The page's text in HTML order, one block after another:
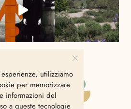
utilizziamo
per memorizzare
informazioni del
a queste tecnologie